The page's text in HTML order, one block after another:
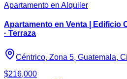
Apartamento en Alquiler
Apartamento en Venta | Edificio
· Terraza
Céntrico, Zona 5, Guatemala,
$216,000